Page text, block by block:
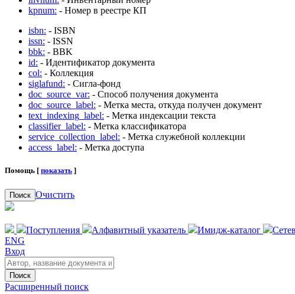
kpnum: - Номер в реестре КП
isbn: - ISBN
issn: - ISSN
bbk: - BBK
id: - Идентификатор документа
col: - Коллекция
siglafund: - Сигла-фонд
doc_source_var: - Способ получения документа
doc_source_label: - Метка места, откуда получен документ
text_indexing_label: - Метка индексации текста
classifier_label: - Метка классификатора
service_collection_label: - Метка служебной коллекции
access_label: - Метка доступа
Помощь [ показать ]
Поиск Очистить
Поступления Алфавитный указатель Имидж-каталог
ENG
Вход
Поиск
Расширенный поиск